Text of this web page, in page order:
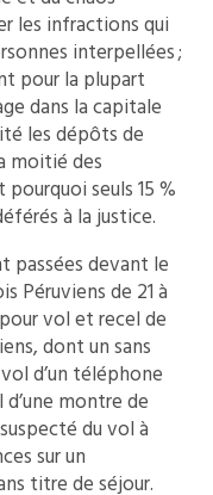
les infractions qui
interpellées ;
pour la plupart
dans la capitale
les dépôts de
moitié des
seuls 15 %
à la justice.
passées devant le
Péruviens de 21 à
vol et recel de
dont un sans
d’un téléphone
montre de
du vol à
sur un
titre de séjour.